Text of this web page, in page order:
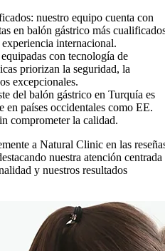
nuestro equipo cuenta con
en balón gástrico más
internacional.
con tecnología de
priorizan la seguridad, la
excepcionales.
del balón gástrico en Turquía es
en países occidentales como EE.
comprometer la calidad.
a Natural Clinic en las
nuestra atención centrada
y nuestros resultados